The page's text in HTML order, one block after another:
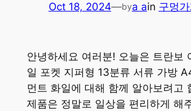
Oct 18, 2024—bya ain 구멍가
안녕하세요 여러분! 오늘은 트란보
일 포켓 지퍼형 13분류 서류 가방
먼트 화일에 대해 함께 알아보려고
제품은 정말로 일상을 편리하게 해